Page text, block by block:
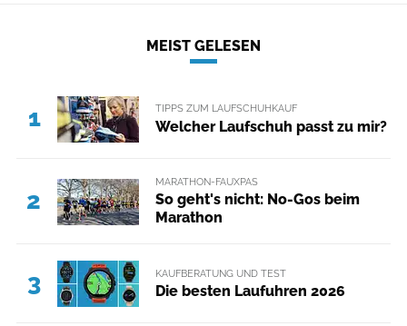
MEIST GELESEN
1 TIPPS ZUM LAUFSCHUHKAUF
Welcher Laufschuh passt zu mir?
2
MARATHON-FAUXPAS
So geht's nicht: No-Gos beim
Marathon
3 KAUFBERATUNG UND TEST
Die besten Laufuhren 2026